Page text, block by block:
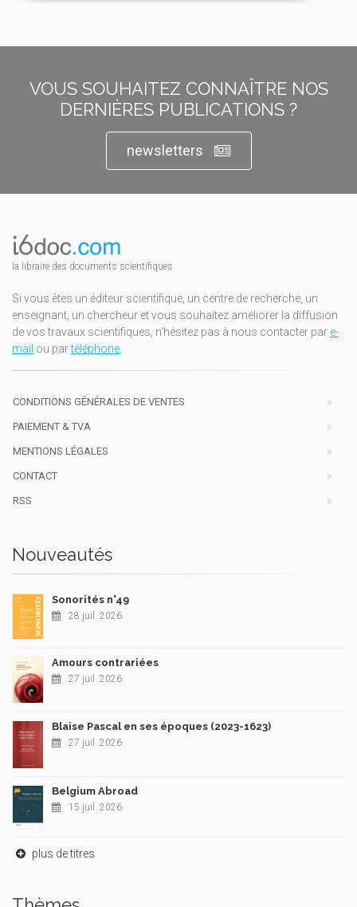
VOUS SOUHAITEZ CONNAÎTRE NOS
DERNIÈRES PUBLICATIONS ?
newsletters
la libraire des documents scientifiques
Si vous êtes un éditeur scientifique, un centre de recherche, un
enseignant, un chercheur et vous souhaitez améliorer la diffusion
de vos travaux scientifiques, n'hésitez pas à nous contacter par e-
mail ou partéléphone.
CONDITIONS GÉNÉRALES DE VENTES
PAIEMENT & TVA
MENTIONS LÉGALES
CONTACT
RSS
Nouveautés
Sonorités n°49
28 juil. 2026
Amours contrariées
27 juil. 2026
Blaise Pascal en ses époques (2023-1623)
27 juil. 2026
Belgium Abroad
15 juil. 2026
plus de titres